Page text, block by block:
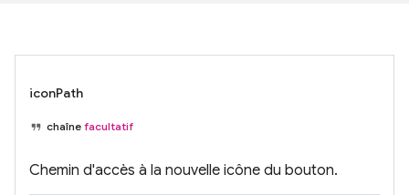
iconPath
chaîne facultatif
Chemin d'accès à la nouvelle icône du bouton.